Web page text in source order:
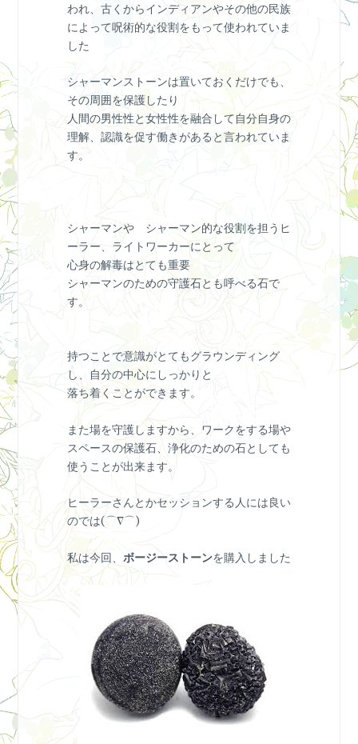
われ、古くからインディアンやその他の民族
によって呪術的な役割をもって使われていま
した
シャーマンストーンは置いておくだけでも、
その周囲を保護したり
人間の男性性と女性性を融合して自分自身の
理解、認識を促す働きがあると言われていま
す。
シャーマンや シャーマン的な役割を担うヒ
ーラー、ライトワーカーにとって
心身の解毒はとても重要
シャーマンのための守護石とも呼べる石で
す。
持つことで意識がとてもグラウンディング
し、自分の中心にしっかりと
落ち着くことができます。
また場を守護しますから、ワークをする場や
スペースの保護石、浄化のための石としても
使うことが出来ます。
ヒーラーさんとかセッションする人には良い
のでは(⌒∇⌒)
私は今回、 ボージーストーンを購入しました